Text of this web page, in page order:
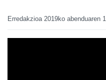
Erredakzioa 2019ko abenduaren